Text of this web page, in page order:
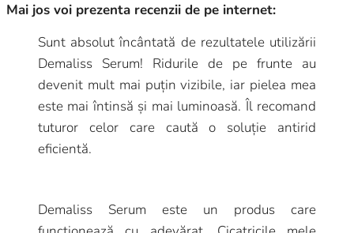
Mai jos voi prezenta recenzii de pe internet:
Sunt absolut încântată de rezultatele utilizării
Demaliss Serum! Ridurile de pe frunte au
devenit mult mai puțin vizibile, iar pielea mea
este mai întinsă și mai luminoasă. Îl recomand
tuturor celor care caută o soluție antirid
eficientă.
Demaliss Serum este un produs care